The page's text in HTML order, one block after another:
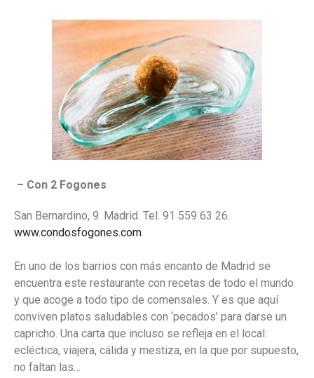
– Con 2 Fogones
San Bernardino, 9. Madrid. Tel. 91 559 63 26.
www.condosfogones.com
En uno de los barrios con más encanto de Madrid se
encuentra este restaurante con recetas de todo el mundo
y que acoge a todo tipo de comensales. Y es que aquí
conviven platos saludables con ‘pecados’ para darse un
capricho. Una carta que incluso se refleja en el local:
ecléctica, viajera, cálida y mestiza, en la que por supuesto,
no faltan las…